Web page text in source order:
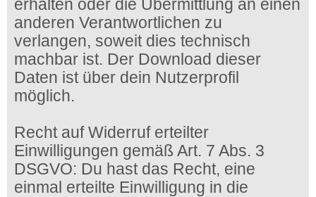
erhalten oder die Übermittlung an einen
anderen Verantwortlichen zu
verlangen, soweit dies technisch
machbar ist. Der Download dieser
Daten ist über dein Nutzerprofil
möglich.
Recht auf Widerruf erteilter
Einwilligungen gemäß Art. 7 Abs. 3
DSGVO: Du hast das Recht, eine
einmal erteilte Einwilligung in die